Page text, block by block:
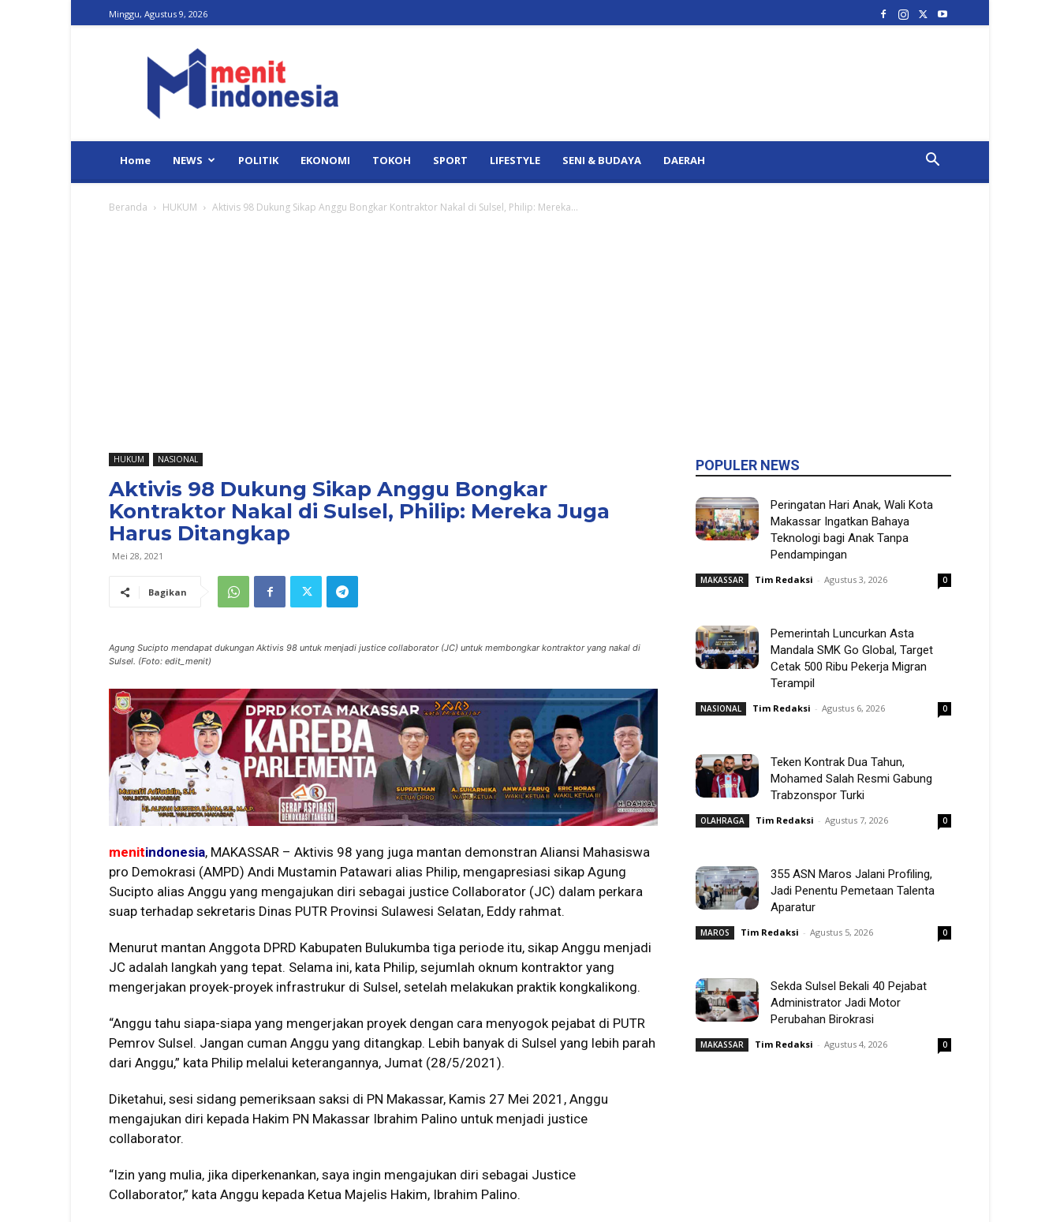
Minggu, Agustus 9, 2026
Indonesia
Home NEWS POLITIK EKONOMI TOKOH SPORT LIFESTYLE SENI & BUDAYA DAERAH
Beranda HUKUM Aktivis 98 Dukung Sikap Anggu Bongkar Kontraktor Nakal di Sulsel, Philip: Mereka...
HUKUM NASIONAL
Aktivis 98 Dukung Sikap Anggu Bongkar
Kontraktor Nakal di Sulsel, Philip: Mereka Juga
Harus Ditangkap
Mei 28, 2021
Bagikan
Agung Sucipto mendapat dukungan Aktivis 98 untuk menjadi justice collaborator (JC) untuk membongkar kontraktor yang nakal di
Sulsel. (Foto: edit_menit)
menitindonesia, MAKASSAR – Aktivis 98 yang juga mantan demonstran Aliansi Mahasiswa
pro Demokrasi (AMPD) Andi Mustamin Patawari alias Philip, mengapresiasi sikap Agung
Sucipto alias Anggu yang mengajukan diri sebagai justice Collaborator (JC) dalam perkara
suap terhadap sekretaris Dinas PUTR Provinsi Sulawesi Selatan, Eddy rahmat.
Menurut mantan Anggota DPRD Kabupaten Bulukumba tiga periode itu, sikap Anggu menjadi
JC adalah langkah yang tepat. Selama ini, kata Philip, sejumlah oknum kontraktor yang
mengerjakan proyek-proyek infrastrukur di Sulsel, setelah melakukan praktik kongkalikong.
“Anggu tahu siapa-siapa yang mengerjakan proyek dengan cara menyogok pejabat di PUTR
Pemrov Sulsel. Jangan cuman Anggu yang ditangkap. Lebih banyak di Sulsel yang lebih parah
dari Anggu,” kata Philip melalui keterangannya, Jumat (28/5/2021).
Diketahui, sesi sidang pemeriksaan saksi di PN Makassar, Kamis 27 Mei 2021, Anggu
mengajukan diri kepada Hakim PN Makassar Ibrahim Palino untuk menjadi justice
collaborator.
“Izin yang mulia, jika diperkenankan, saya ingin mengajukan diri sebagai Justice
Collaborator,” kata Anggu kepada Ketua Majelis Hakim, Ibrahim Palino.
POPULER NEWS
Peringatan Hari Anak, Wali Kota
Makassar Ingatkan Bahaya
Teknologi bagi Anak Tanpa
Pendampingan
MAKASSAR Tim Redaksi - Agustus 3, 2026 0
Pemerintah Luncurkan Asta
Mandala SMK Go Global, Target
Cetak 500 Ribu Pekerja Migran
Terampil
NASIONAL Tim Redaksi - Agustus 6, 2026 0
Teken Kontrak Dua Tahun,
Mohamed Salah Resmi Gabung
Trabzonspor Turki
OLAHRAGA Tim Redaksi - Agustus 7, 2026 0
355 ASN Maros Jalani Profiling,
Jadi Penentu Pemetaan Talenta
Aparatur
MAROS Tim Redaksi - Agustus 5, 2026 0
Sekda Sulsel Bekali 40 Pejabat
Administrator Jadi Motor
Perubahan Birokrasi
MAKASSAR Tim Redaksi - Agustus 4, 2026 0